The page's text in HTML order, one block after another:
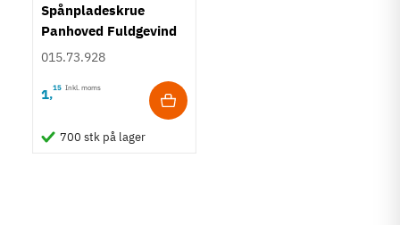
Spånpladeskrue
Panhoved Fuldgevind
Ø4,5 - Torx TS25
015.73.928
1,15 Inkl. moms
700 stk på lager